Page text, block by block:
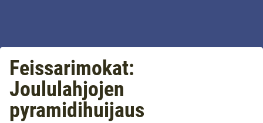
Feissarimokat:
Joululahjojen
pyramidihuijaus